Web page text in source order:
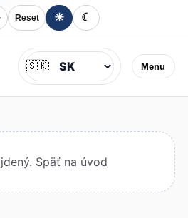
Reset ☀ ☾
Menu
Jazyk
🇸🇰
Späť na úvod